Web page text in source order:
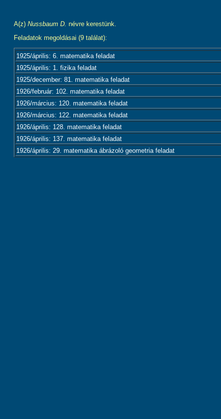
A(z) Nussbaum D. névre kerestünk.
Feladatok megoldásai (9 találat):
1925/április: 6. matematika feladat
1925/április: 1. fizika feladat
1925/december: 81. matematika feladat
1926/február: 102. matematika feladat
1926/március: 120. matematika feladat
1926/március: 122. matematika feladat
1926/április: 128. matematika feladat
1926/április: 137. matematika feladat
1926/április: 29. matematika ábrázoló geometria feladat